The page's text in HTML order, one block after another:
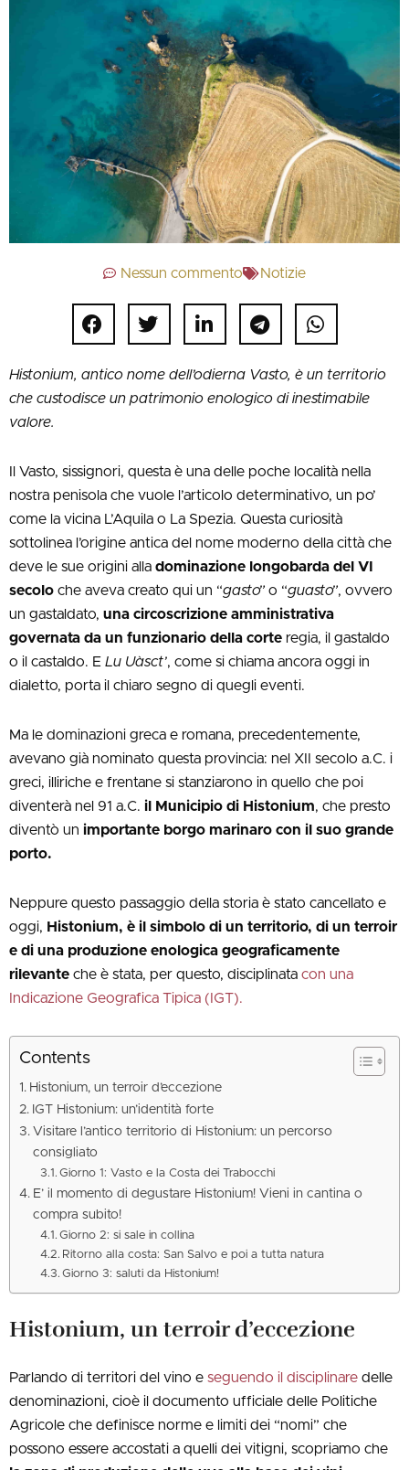
Nessun commento Notizie
Histonium, antico nome dell’odierna Vasto, è un territorio
che custodisce un patrimonio enologico di inestimabile
valore.
Il Vasto, sissignori, questa è una delle poche località nella
nostra penisola che vuole l’articolo determinativo, un po’
come la vicina L’Aquila o La Spezia. Questa curiosità
sottolinea l’origine antica del nome moderno della città che
deve le sue origini alla dominazione longobarda del VI
secolo che aveva creato qui un “gasto” o “guasto”, ovvero
un gastaldato, una circoscrizione amministrativa
governata da un funzionario della corte regia, il gastaldo
o il castaldo. E Lu Uàsct’, come si chiama ancora oggi in
dialetto, porta il chiaro segno di quegli eventi.
Ma le dominazioni greca e romana, precedentemente,
avevano già nominato questa provincia: nel XII secolo a.C. i
greci, illiriche e frentane si stanziarono in quello che poi
diventerà nel 91 a.C. il Municipio di Histonium, che presto
diventò un importante borgo marinaro con il suo grande
porto.
Neppure questo passaggio della storia è stato cancellato e
oggi, Histonium, è il simbolo di un territorio, di un terroir
e di una produzione enologica geograficamente
rilevante che è stata, per questo, disciplinata con una
Indicazione Geografica Tipica (IGT).
Contents
Histonium, un terroir d’eccezione
IGT Histonium: un’identità forte
Visitare l’antico territorio di Histonium: un percorso
consigliato
Giorno 1: Vasto e la Costa dei Trabocchi
E’ il momento di degustare Histonium! Vieni in cantina o
compra subito!
Giorno 2: si sale in collina
Ritorno alla costa: San Salvo e poi a tutta natura
Giorno 3: saluti da Histonium!
Histonium, un terroir d’eccezione
Parlando di territori del vino e seguendo il disciplinare delle
denominazioni, cioè il documento ufficiale delle Politiche
Agricole che definisce norme e limiti dei “nomi” che
possono essere accostati a quelli dei vitigni, scopriamo che